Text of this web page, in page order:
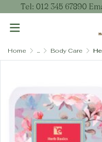
Tel: 012 345 67890
Home ... Body Care Herb